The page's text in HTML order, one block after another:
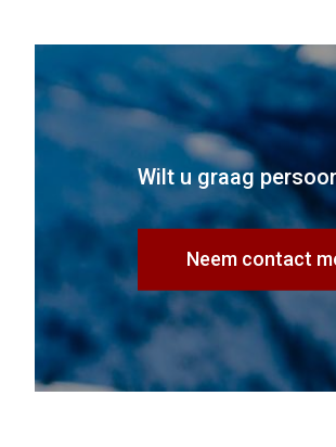
Wilt u graag
Neem contact